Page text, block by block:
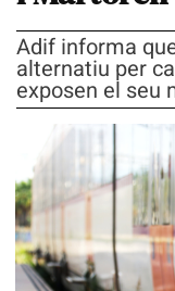
Adif informa
alternatiu per
exposen el seu